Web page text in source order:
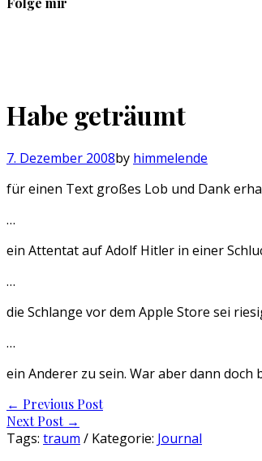
anzeigen
anzeigen
Habe geträumt
7. Dezember 2008by himmelende
für einen Text großes Lob und Dank
…
ein Attentat auf Adolf Hitler in einer
…
die Schlange vor dem Apple Store sei
…
ein Anderer zu sein. War aber dann
Post
navigation
← Previous Post
Next Post →
Tags: traum / Kategorie: Journal